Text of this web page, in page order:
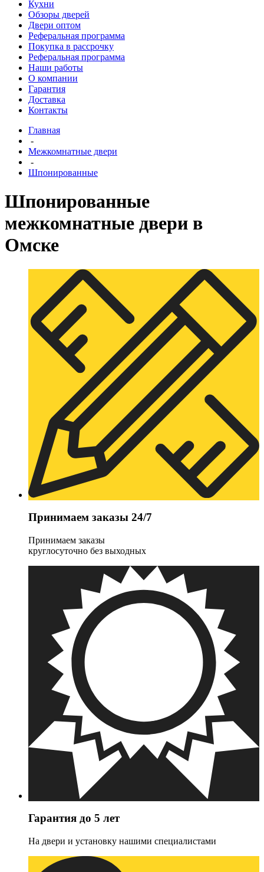
Кухни
Обзоры дверей
Двери оптом
Реферальная программа
Покупка в рассрочку
Реферальная программа
Наши работы
О компании
Гарантия
Доставка
Контакты
Главная
-
Межкомнатные двери
-
Шпонированные
Шпонированные
межкомнатные двери в
Омске
Принимаем заказы 24/7
Принимаем заказы
круглосуточно без выходных
Гарантия до 5 лет
На двери и установку нашими специалистами